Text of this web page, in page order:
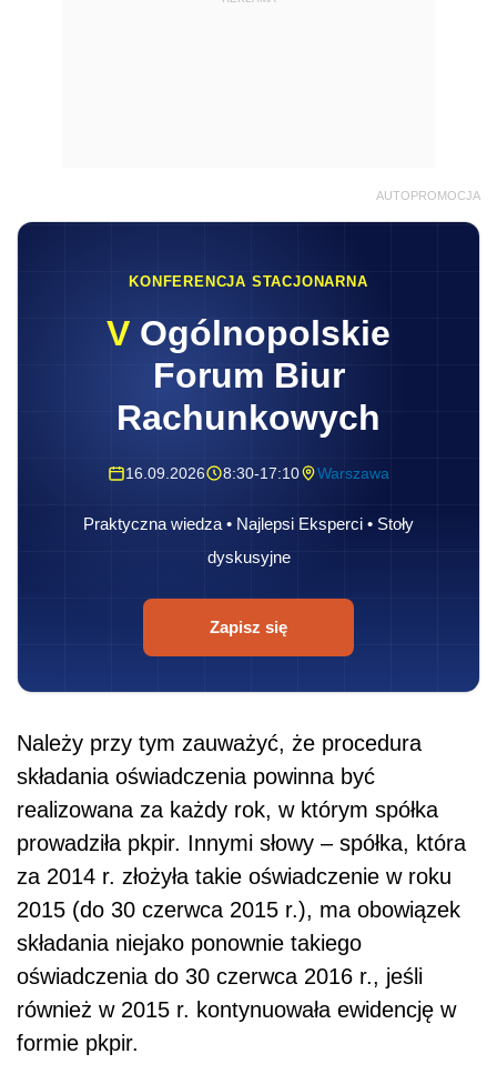
AUTOPROMOCJA
KONFERENCJA STACJONARNA
V Ogólnopolskie
Forum Biur
Rachunkowych
16.09.2026 8:30-17:10 Warszawa
Praktyczna wiedza • Najlepsi Eksperci • Stoły
dyskusyjne
Zapisz się
Należy przy tym zauważyć, że procedura
składania oświadczenia powinna być
realizowana za każdy rok, w którym spółka
prowadziła pkpir. Innymi słowy – spółka, która
za 2014 r. złożyła takie oświadczenie w roku
2015 (do 30 czerwca 2015 r.), ma obowiązek
składania niejako ponownie takiego
oświadczenia do 30 czerwca 2016 r., jeśli
również w 2015 r. kontynuowała ewidencję w
formie pkpir.